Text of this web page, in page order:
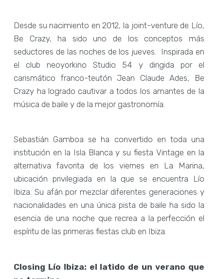
Desde su nacimiento en 2012, la joint-venture de Lío,
Be Crazy, ha sido uno de los conceptos más
seductores de las noches de los jueves. Inspirada en
el club neoyorkino Studio 54 y dirigida por el
carismático franco-teutón Jean Claude Ades, Be
Crazy ha logrado cautivar a todos los amantes de la
música de baile y de la mejor gastronomía.
Sebastián Gamboa se ha convertido en toda una
institución en la Isla Blanca y su fiesta Vintage en la
alternativa favorita de los viernes en La Marina,
ubicación privilegiada en la que se encuentra Lío
Ibiza. Su afán por mezclar diferentes generaciones y
nacionalidades en una única pista de baile ha sido la
esencia de una noche que recrea a la perfección el
espíritu de las primeras fiestas club en Ibiza.
Closing Lío Ibiza: el latido de un verano que